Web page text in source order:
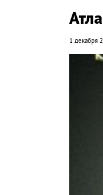
1 декабря